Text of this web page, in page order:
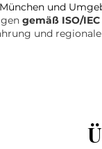
München und
gemäß ISO/IEC
und